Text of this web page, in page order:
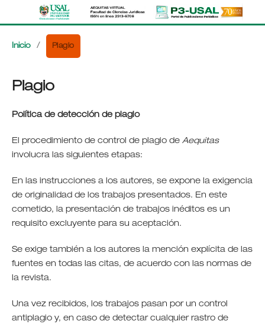
Inicio / Plagio
Plagio
Política de detección de plagio
El procedimiento de control de plagio de Aequitas
involucra las siguientes etapas:
En las instrucciones a los autores, se expone la exigencia
de originalidad de los trabajos presentados. En este
cometido, la presentación de trabajos inéditos es un
requisito excluyente para su aceptación.
Se exige también a los autores la mención explícita de las
fuentes en todas las citas, de acuerdo con las normas de
la revista.
Una vez recibidos, los trabajos pasan por un control
antiplagio y, en caso de detectar cualquier rastro de